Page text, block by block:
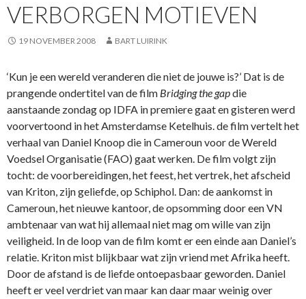
VERBORGEN MOTIEVEN
19 NOVEMBER 2008 BART LUIRINK
‘Kun je een wereld veranderen die niet de jouwe is?’ Dat is de
prangende ondertitel van de film Bridging the gapdie
aanstaande zondag op IDFA in premiere gaat en gisteren werd
voorvertoond in het Amsterdamse Ketelhuis. de film vertelt het
verhaal van Daniel Knoop die in Cameroun voor de Wereld
Voedsel Organisatie (FAO) gaat werken. De film volgt zijn
tocht: de voorbereidingen, het feest, het vertrek, het afscheid
van Kriton, zijn geliefde, op Schiphol. Dan: de aankomst in
Cameroun, het nieuwe kantoor, de opsomming door een VN
ambtenaar van wat hij allemaal niet mag om wille van zijn
veiligheid. In de loop van de film komt er een einde aan Daniel’s
relatie. Kriton mist blijkbaar wat zijn vriend met Afrika heeft.
Door de afstand is de liefde ontoepasbaar geworden. Daniel
heeft er veel verdriet van maar kan daar maar weinig over